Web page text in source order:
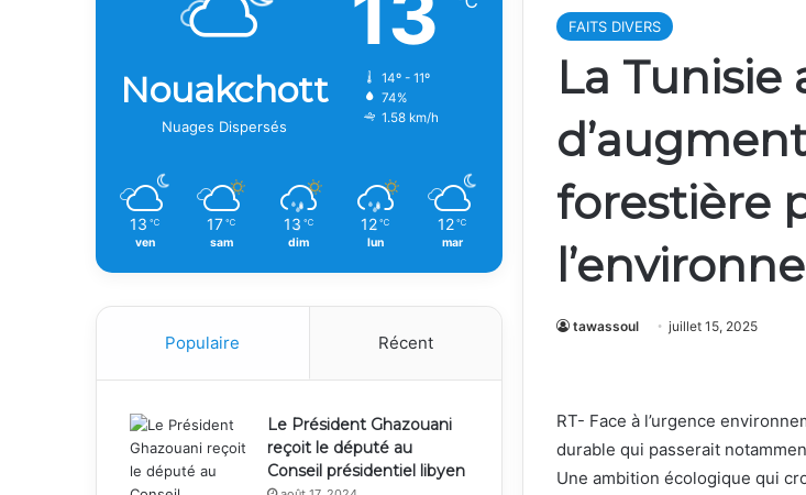
FAITS DIVERS
La
forestière
tawassoul juillet 15, 2025
RT- Face à l’urgence
durable qui passerait
Une ambition écologique qui
Nouakchott
Nuages Dispersés
14º - 11º
74%
1.58 km/h
13 ℃
ven
17 ℃
sam
13 ℃
dim
12 ℃
lun
12 ℃
mar
Populaire Récent
Le Président Ghazouani
reçoit le député au
Conseil présidentiel libyen